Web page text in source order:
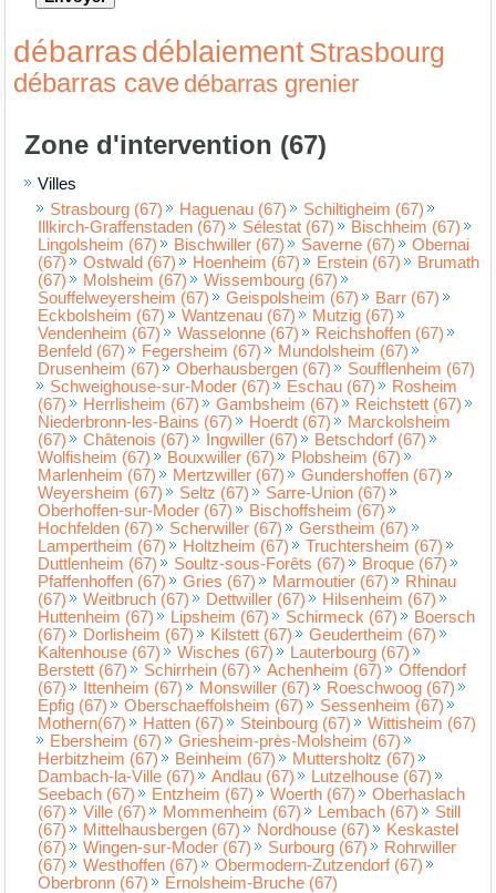
débarras déblaiementStrasbourg
débarras cave débarras grenier
Zone d'intervention (67)
Villes
Strasbourg (67)
Haguenau (67)
Schiltigheim (67)
Illkirch-Graffenstaden (67)
Sélestat (67)
Bischheim (67)
Lingolsheim (67)
Bischwiller (67) Saverne (67)
Obernai
(67)
Ostwald (67) Hoenheim (67) Erstein (67)
Brumath
(67)
Molsheim (67)
Wissembourg (67)
Souffelweyersheim (67)
Geispolsheim (67)
Barr (67)
Eckbolsheim (67)
Wantzenau (67)
Mutzig (67)
Vendenheim (67)
Wasselonne (67)
Reichshoffen (67)
Benfeld (67)
Fegersheim (67)
Mundolsheim (67)
Drusenheim (67)
Oberhausbergen (67)
Soufflenheim (67)
Schweighouse-sur-Moder (67)
Eschau (67)
Rosheim
(67)
Herrlisheim (67) Gambsheim (67)
Reichstett (67)
Niederbronn-les-Bains (67)
Hoerdt (67)
Marckolsheim
(67)
Châtenois (67) Ingwiller (67)
Betschdorf (67)
Wolfisheim (67)
Bouxwiller (67)
Plobsheim (67)
Marlenheim (67)
Mertzwiller (67)
Gundershoffen (67)
Weyersheim (67)
Seltz (67)
Sarre-Union (67)
Oberhoffen-sur-Moder (67)
Bischoffsheim (67)
Hochfelden (67)
Scherwiller (67)
Gerstheim (67)
Lampertheim (67)
Holtzheim (67)
Truchtersheim (67)
Duttlenheim (67)
Soultz-sous-Forêts (67)
Broque (67)
Pfaffenhoffen (67)
Gries (67) Marmoutier (67)
Rhinau
(67)
Weitbruch (67) Dettwiller (67)
Hilsenheim (67)
Huttenheim (67)
Lipsheim (67) Schirmeck (67)
Boersch
(67)
Dorlisheim (67) Kilstett (67)
Geudertheim (67)
Kaltenhouse (67)
Wisches (67)
Lauterbourg (67)
Berstett (67)
Schirrhein (67) Achenheim (67)
Offendorf
(67)
Ittenheim (67) Monswiller (67)
Roeschwoog (67)
Epfig (67)
Oberschaeffolsheim (67)
Sessenheim (67)
Mothern(67)
Hatten (67) Steinbourg (67)
Wittisheim (67)
Ebersheim (67)
Griesheim-près-Molsheim (67)
Herbitzheim (67)
Beinheim (67)
Muttersholtz (67)
Dambach-la-Ville (67)
Andlau (67)
Lutzelhouse (67)
Seebach (67)
Entzheim (67) Woerth (67)
Oberhaslach
(67)
Ville (67) Mommenheim (67) Lembach (67)
Still
(67)
Mittelhausbergen (67) Nordhouse (67)
Keskastel
(67)
Wingen-sur-Moder (67) Surbourg (67)
Rohrwiller
(67)
Westhoffen (67)
Obermodern-Zutzendorf (67)
Oberbronn (67)
Ernolsheim-Bruche (67)